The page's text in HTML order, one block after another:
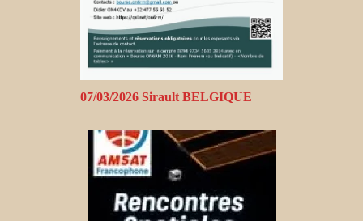
07/03/2026 Sirault BELGIQUE